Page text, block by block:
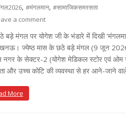
, #मंगलमान, #सामाजिकसमरसता
a comment
बड़े मंगल पर योगेश जी के भंडारे में दिखी
ज्येष्ठ मास के छठे बड़े मंगल (9 जून
नगर के सेक्टर-2 (योगेश मेडिकल स्टोर एवं ओम
और उच्च कोटि की व्यवस्था से हर आने-जाने
More